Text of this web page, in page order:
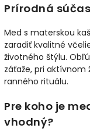
Prírodná
Med s materskou
zaradiť kvalitné
životného štýlu.
záťaže, pri
ranného rituálu.
Pre koho je
vhodný?